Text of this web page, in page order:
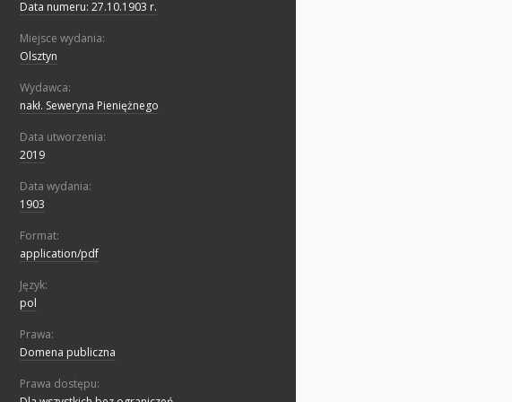
Data numeru: 27.10.1903 r.
Miejsce wydania:
Olsztyn
Wydawca:
nakł. Seweryna Pieniężnego
Data utworzenia:
2019
Data wydania:
1903
Format:
application/pdf
Język:
pol
Prawa:
Domena publiczna
Prawa dostępu: